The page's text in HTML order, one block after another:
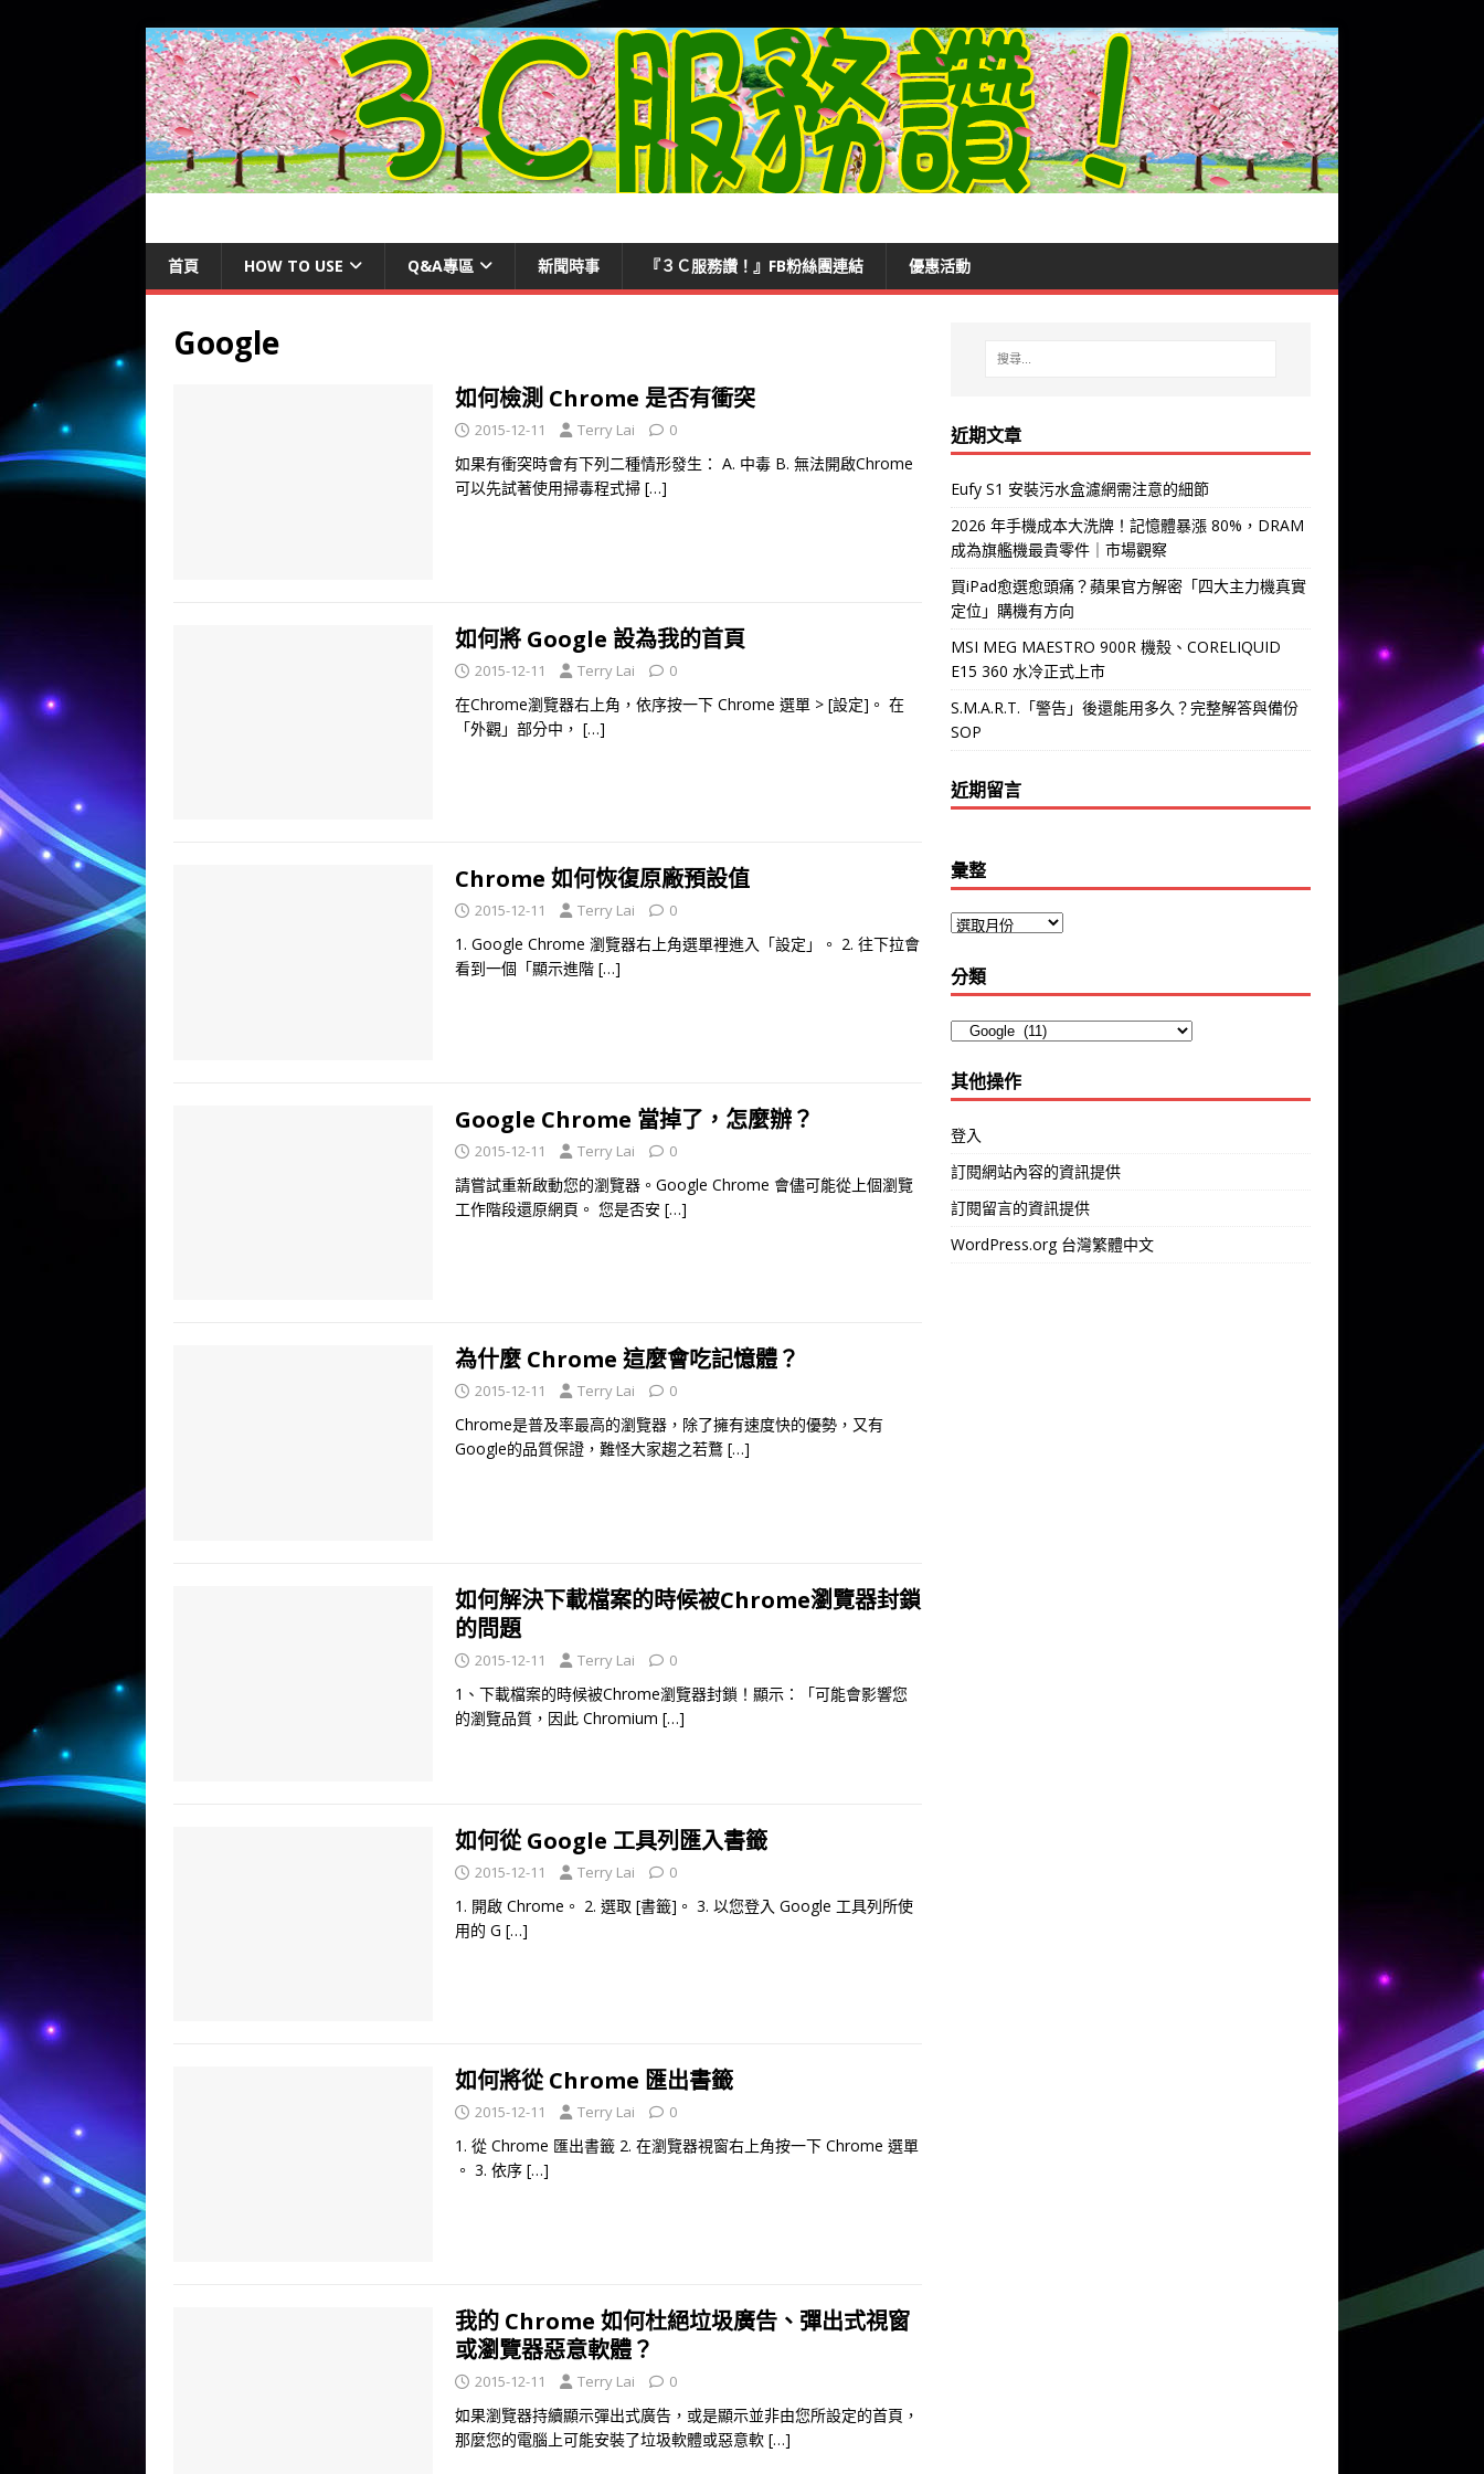
首頁 HOW TO USE Q&A專區 新聞時事 『３Ｃ服務讚！』FB粉絲團連結 優惠活動
Google
如何檢測 Chrome 是否有衝突
2015-12-11 Terry Lai 0
如果有衝突時會有下列二種情形發生： A. 中毒 B. 無法開啟Chrome
可以先試著使用掃毒程式掃 […]
如何將 Google 設為我的首頁
2015-12-11 Terry Lai 0
在Chrome瀏覽器右上角，依序按一下 Chrome 選單 > [設定]。 在
「外觀」部分中， […]
Chrome 如何恢復原廠預設值
2015-12-11 Terry Lai 0
1. Google Chrome 瀏覽器右上角選單裡進入「設定」。 2. 往下拉會
看到一個「顯示進階 […]
Google Chrome 當掉了，怎麼辦？
2015-12-11 Terry Lai 0
請嘗試重新啟動您的瀏覽器。Google Chrome 會儘可能從上個瀏覽
工作階段還原網頁。 您是否安 […]
為什麼 Chrome 這麼會吃記憶體？
2015-12-11 Terry Lai 0
Chrome是普及率最高的瀏覽器，除了擁有速度快的優勢，又有
Google的品質保證，難怪大家趨之若鶩 […]
如何解決下載檔案的時候被Chrome瀏覽器封鎖
的問題
2015-12-11 Terry Lai 0
1、下載檔案的時候被Chrome瀏覽器封鎖！顯示：「可能會影響您
的瀏覽品質，因此 Chromium […]
如何從 Google 工具列匯入書籤
2015-12-11 Terry Lai 0
1. 開啟 Chrome。 2. 選取 [書籤]。 3. 以您登入 Google 工具列所使
用的 G […]
如何將從 Chrome 匯出書籤
2015-12-11 Terry Lai 0
1. 從 Chrome 匯出書籤 2. 在瀏覽器視窗右上角按一下 Chrome 選單
。 3. 依序 […]
我的 Chrome 如何杜絕垃圾廣告、彈出式視窗
或瀏覽器惡意軟體？
2015-12-11 Terry Lai 0
如果瀏覽器持續顯示彈出式廣告，或是顯示並非由您所設定的首頁，
那麼您的電腦上可能安裝了垃圾軟體或惡意軟 […]
近期文章
Eufy S1 安裝污水盒濾網需注意的細節
2026 年手機成本大洗牌！記憶體暴漲 80%，DRAM
成為旗艦機最貴零件｜市場觀察
買iPad愈選愈頭痛？蘋果官方解密「四大主力機真實
定位」購機有方向
MSI MEG MAESTRO 900R 機殼、CORELIQUID
E15 360 水冷正式上市
S.M.A.R.T.「警告」後還能用多久？完整解答與備份
SOP
近期留言
彙整
分類
其他操作
登入
訂閱網站內容的資訊提供
訂閱留言的資訊提供
WordPress.org 台灣繁體中文